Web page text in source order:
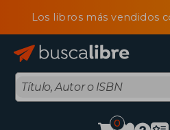
Los libros más vendidos
0